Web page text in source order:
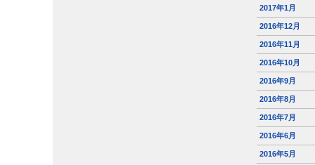
2017年1月
2016年12月
2016年11月
2016年10月
2016年9月
2016年8月
2016年7月
2016年6月
2016年5月